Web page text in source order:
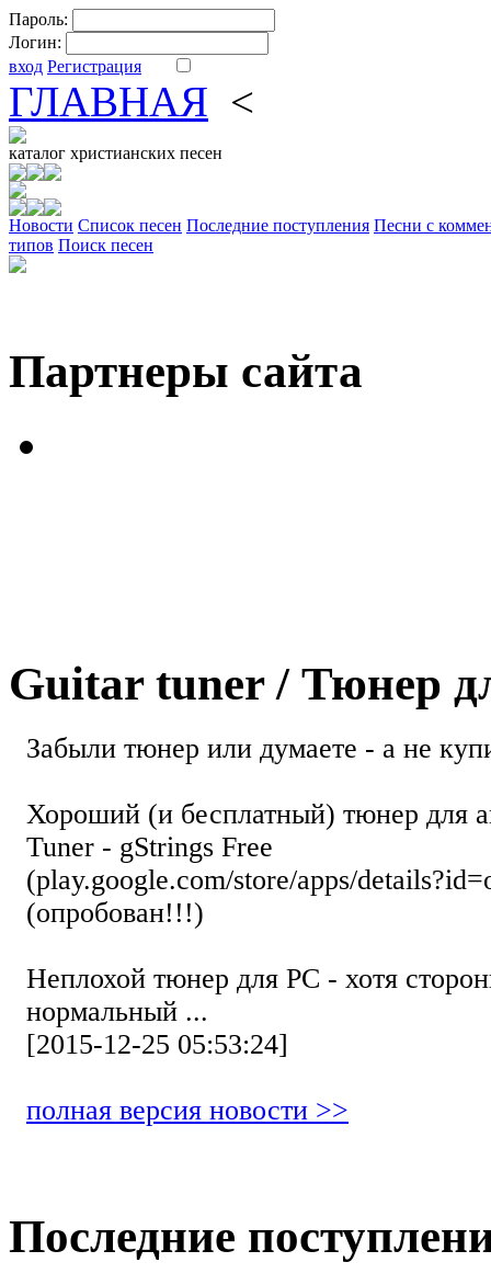
Пароль:
Логин:
вход Регистрация
ГЛАВНАЯ <
каталог христианских песен
Новости Cписок песен Последние поступления Песни с
типов Поиск песен
Партнеры сайта
Guitar tuner / Тюнер
Забыли тюнер или думаете - а не
Хороший (и бесплатный) тюнер для
Tuner - gStrings Free
(play.google.com/store/apps/
(опробован!!!)
Неплохой тюнер для РС - хотя
нормальный ...
[2015-12-25 05:53:24]
полная версия новости >>
Последние